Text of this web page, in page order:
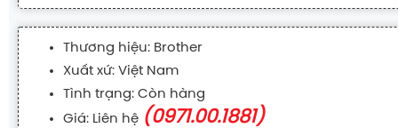
Thương hiệu: Brother
Xuất xứ: Việt Nam
Tình trạng: Còn hàng
Giá: Liên hệ (0971.00.1881)